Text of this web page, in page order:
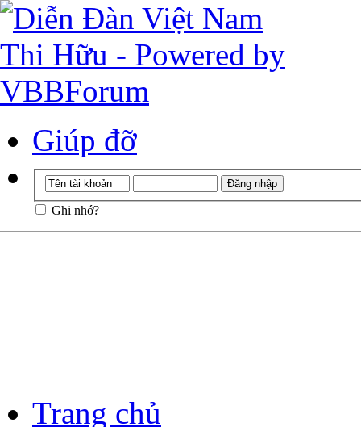
Giúp đỡ
Ghi nhớ?
Trang chủ